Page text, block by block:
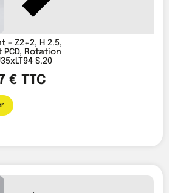
– Z2+2, H 2.5,
Rotation
S.20
€ TTC